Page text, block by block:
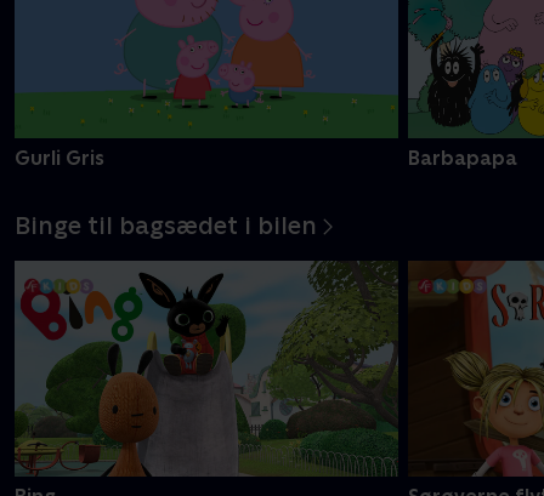
Gurli Gris Barbapapa
Binge til bagsædet i bilen